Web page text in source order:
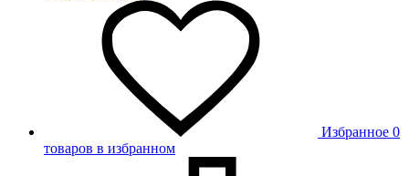
Избранное 0
товаров в избранном